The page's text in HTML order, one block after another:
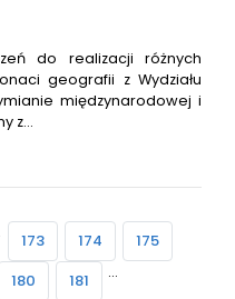
do realizacji różnych
geografii z Wydziału
międzynarodowej i
z…
Strona
173 Strona
174 Strona
175
Strona
180 Strona
181 …